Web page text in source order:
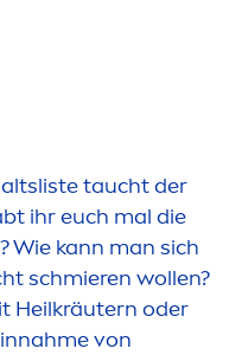
taucht der
ihr euch mal die
Wie kann man sich
schmieren wollen?
Heilkräutern oder
von